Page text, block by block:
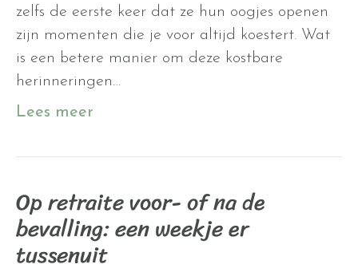
zelfs de eerste keer dat ze hun oogjes openen
zijn momenten die je voor altijd koestert. Wat
is een betere manier om deze kostbare
herinneringen…
Lees meer
Op retraite voor- of na de
bevalling: een weekje er
tussenuit